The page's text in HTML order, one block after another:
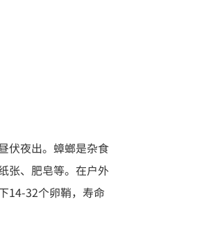
伏夜出。蟑螂是杂食
张、肥皂等。在户外
14-32个卵鞘，寿命